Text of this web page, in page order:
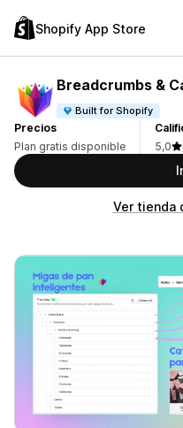
Shopify App Store
Breadcrumbs &
Built for Shopify
Precios
Plan gratis disponible
5,0
Ver tienda